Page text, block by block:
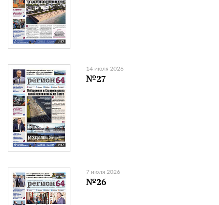
14 июля 2026
№27
7 июля 2026
№26